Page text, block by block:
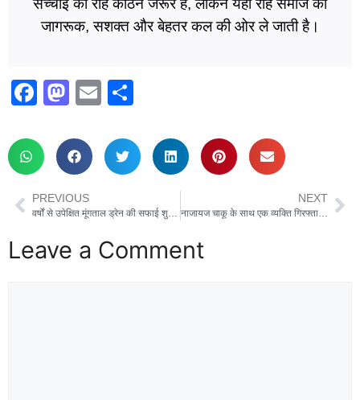
जागरूक, सशक्त और बेहतर कल की ओर ले जाती है।
F
c
e
b
o
o
M
st
o
d
o
n
E
ail ar
e
PREVIOUS NEXT
नाजायज चाकू के साथ एक व्यक्ति गिरफ्तार, आर्म्स एक्ट में मुकदमा दर्ज
Leave a Comment